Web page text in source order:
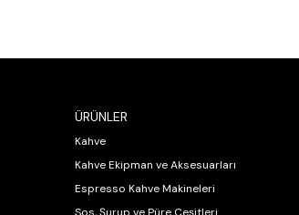
ÜRÜNLER
Kahve
Kahve Ekipman ve Aksesuarları
Espresso Kahve Makineleri
Sos, Şurup ve Püre Çeşitleri